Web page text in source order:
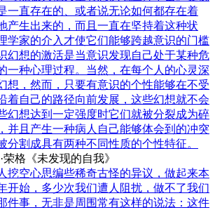
一直存在的、或者说无论如何都存在着
产生出来的，而且一直在坚持着这种状
学家的介入才使它们能够跨越意识的门槛
幻想的激活是当意识发现自己处于某种危
一种心理过程。当然，在每个人的心灵深
想，然而，只要有意识的个性能够在不受
着自己的路径向前发展，这些幻想就不会
幻想达到一定强度时它们就被分裂成为碎
并且产生一种病人自己能够体会到的冲突
分割成具有两种不同性质的个性特征。
格《未发现的自我》
挖空心思编些稀奇古怪的异议，做起来本
开始，多少次我们遭人阻扰，做不了我们
件事，无非是周围常有这样的说法：这件